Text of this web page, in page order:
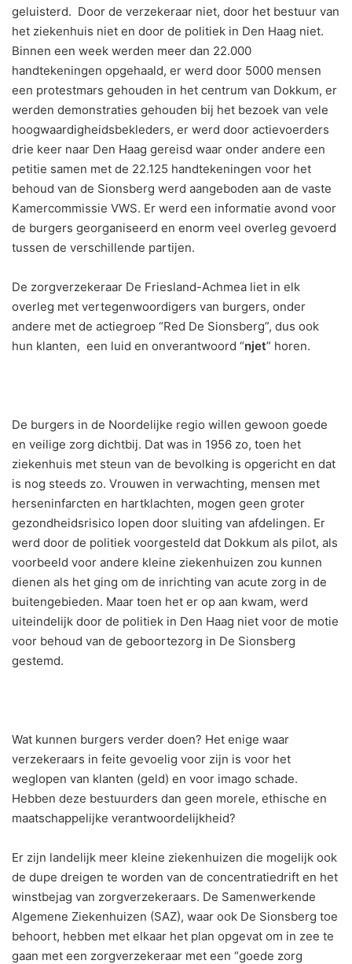
geluisterd. Door de verzekeraar niet, door het bestuur van
het ziekenhuis niet en door de politiek in Den Haag niet.
Binnen een week werden meer dan 22.000
handtekeningen opgehaald, er werd door 5000 mensen
een protestmars gehouden in het centrum van Dokkum, er
werden demonstraties gehouden bij het bezoek van vele
hoogwaardigheidsbekleders, er werd door actievoerders
drie keer naar Den Haag gereisd waar onder andere een
petitie samen met de 22.125 handtekeningen voor het
behoud van de Sionsberg werd aangeboden aan de vaste
Kamercommissie VWS. Er werd een informatie avond voor
de burgers georganiseerd en enorm veel overleg gevoerd
tussen de verschillende partijen.
De zorgverzekeraar De Friesland-Achmea liet in elk
overleg met vertegenwoordigers van burgers, onder
andere met de actiegroep “Red De Sionsberg”, dus ook
hun klanten, een luid en onverantwoord “njet” horen.
De burgers in de Noordelijke regio willen gewoon goede
en veilige zorg dichtbij. Dat was in 1956 zo, toen het
ziekenhuis met steun van de bevolking is opgericht en dat
is nog steeds zo. Vrouwen in verwachting, mensen met
herseninfarcten en hartklachten, mogen geen groter
gezondheidsrisico lopen door sluiting van afdelingen. Er
werd door de politiek voorgesteld dat Dokkum als pilot, als
voorbeeld voor andere kleine ziekenhuizen zou kunnen
dienen als het ging om de inrichting van acute zorg in de
buitengebieden. Maar toen het er op aan kwam, werd
uiteindelijk door de politiek in Den Haag niet voor de motie
voor behoud van de geboortezorg in De Sionsberg
gestemd.
Wat kunnen burgers verder doen? Het enige waar
verzekeraars in feite gevoelig voor zijn is voor het
weglopen van klanten (geld) en voor imago schade.
Hebben deze bestuurders dan geen morele, ethische en
maatschappelijke verantwoordelijkheid?
Er zijn landelijk meer kleine ziekenhuizen die mogelijk ook
de dupe dreigen te worden van de concentratiedrift en het
winstbejag van zorgverzekeraars. De Samenwerkende
Algemene Ziekenhuizen (SAZ), waar ook De Sionsberg toe
behoort, hebben met elkaar het plan opgevat om in zee te
gaan met een zorgverzekeraar met een “goede zorg